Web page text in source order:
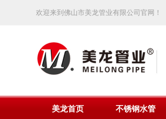
欢迎来到佛山市美龙管业有限公司官网！
美龙首页 不锈钢水管